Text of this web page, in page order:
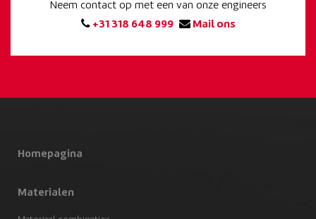
Neem contact op met een van onze engineers
+31 318 648 999
Mail ons
Homepagina
Materialen